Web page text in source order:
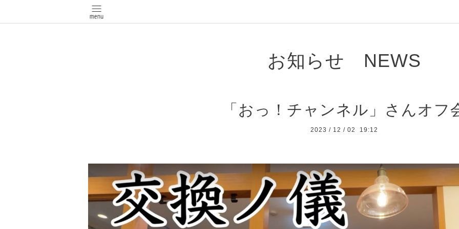
お知らせ NEWS
「おっ！チャンネル」さんオフ
2023 / 12 / 02 19:12